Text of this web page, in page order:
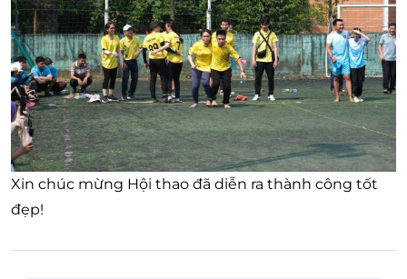
Xin chúc mừng Hội thao đã diễn ra thành công tốt
đẹp!